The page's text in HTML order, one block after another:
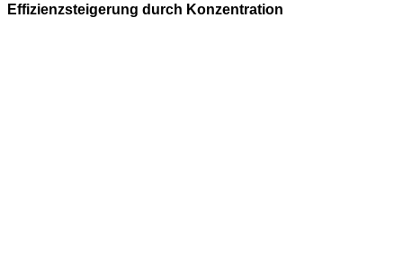
Effizienzsteigerung durch Konzentration